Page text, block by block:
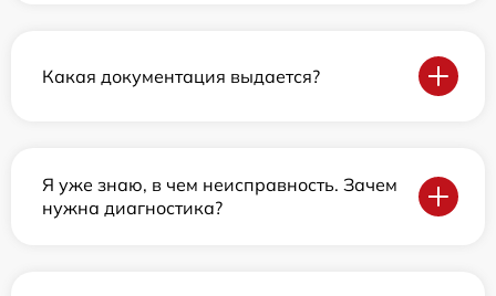
Какая документация выдается?
Я уже знаю, в чем неисправность. Зачем
нужна диагностика?